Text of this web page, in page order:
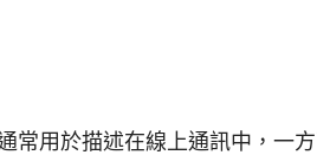
常用於描述在線上通訊中，一